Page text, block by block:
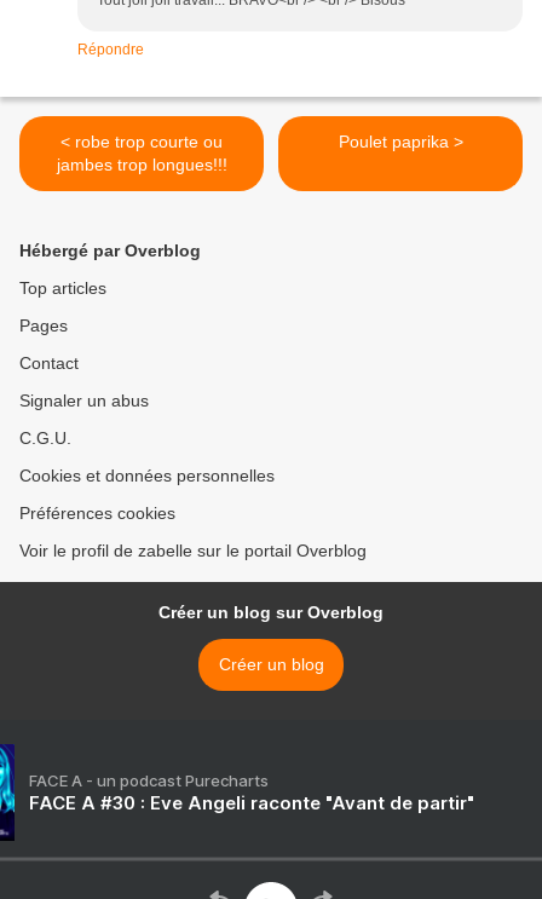
Répondre
< robe trop courte ou
jambes trop longues!!!
Poulet paprika >
Hébergé par Overblog
Top articles
Pages
Contact
Signaler un abus
C.G.U.
Cookies et données personnelles
Préférences cookies
Voir le profil de zabelle sur le portail Overblog
Créer un blog sur Overblog
Créer un blog
FACE A - un podcast Purecharts
FACE A #30 : Eve Angeli raconte "Avant de partir"